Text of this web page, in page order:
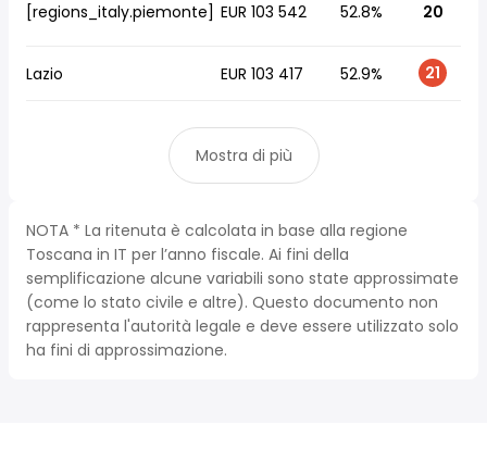
[regions_italy.piemonte] EUR 103 542 52.8% 20
Lazio EUR 103 417 52.9% 21
Mostra di più
NOTA * La ritenuta è calcolata in base alla regione
Toscana in IT per l’anno fiscale. Ai fini della
semplificazione alcune variabili sono state approssimate
(come lo stato civile e altre). Questo documento non
rappresenta l'autorità legale e deve essere utilizzato solo
ha fini di approssimazione.